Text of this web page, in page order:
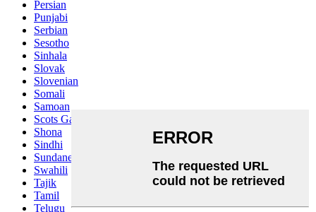
Persian
Punjabi
Serbian
Sesotho
Sinhala
Slovak
Slovenian
Somali
Samoan
Scots Gaelic
Shona
Sindhi
Sundanese
Swahili
Tajik
Tamil
Telugu